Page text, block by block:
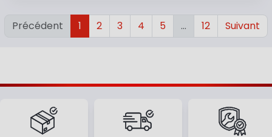
Précédent 1 2 3 4 5 … 12 Suivant